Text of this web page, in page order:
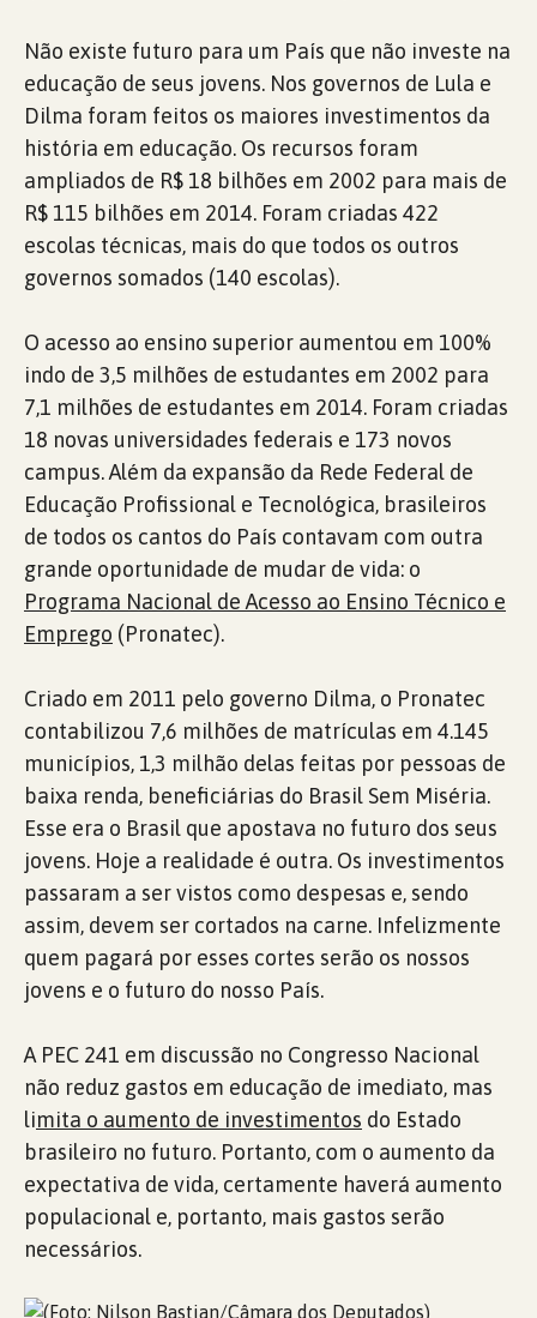
Não existe futuro para um País que não investe na
educação de seus jovens. Nos governos de Lula e
Dilma foram feitos os maiores investimentos da
história em educação. Os recursos foram
ampliados de R$ 18 bilhões em 2002 para mais de
R$ 115 bilhões em 2014. Foram criadas 422
escolas técnicas, mais do que todos os outros
governos somados (140 escolas).
O acesso ao ensino superior aumentou em 100%
indo de 3,5 milhões de estudantes em 2002 para
7,1 milhões de estudantes em 2014. Foram criadas
18 novas universidades federais e 173 novos
campus. Além da expansão da Rede Federal de
Educação Profissional e Tecnológica, brasileiros
de todos os cantos do País contavam com outra
grande oportunidade de mudar de vida: o
Programa Nacional de Acesso ao Ensino Técnico e
Emprego (Pronatec).
Criado em 2011 pelo governo Dilma, o Pronatec
contabilizou 7,6 milhões de matrículas em 4.145
municípios, 1,3 milhão delas feitas por pessoas de
baixa renda, beneficiárias do Brasil Sem Miséria.
Esse era o Brasil que apostava no futuro dos seus
jovens. Hoje a realidade é outra. Os investimentos
passaram a ser vistos como despesas e, sendo
assim, devem ser cortados na carne. Infelizmente
quem pagará por esses cortes serão os nossos
jovens e o futuro do nosso País.
A PEC 241 em discussão no Congresso Nacional
não reduz gastos em educação de imediato, mas
limita o aumento de investimentos do Estado
brasileiro no futuro. Portanto, com o aumento da
expectativa de vida, certamente haverá aumento
populacional e, portanto, mais gastos serão
necessários.